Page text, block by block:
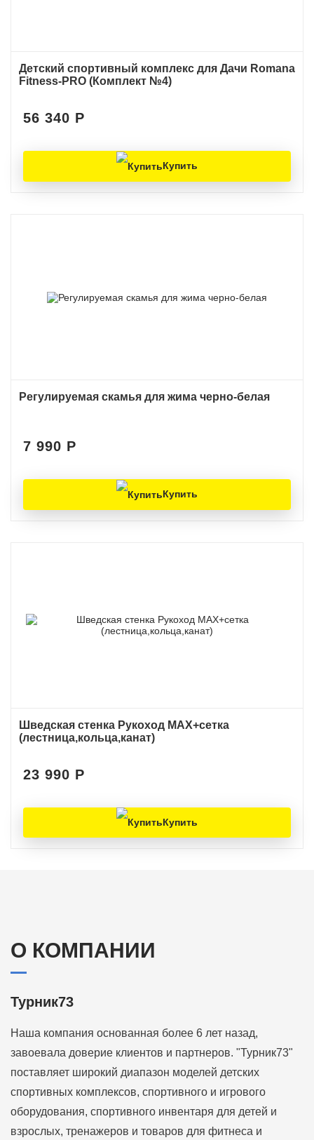
Детский спортивный комплекс для Дачи Romana
Fitness-PRO (Комплект №4)
56 340 Р
Купить
Регулируемая скамья для жима черно-белая
7 990 Р
Купить
Шведская стенка Рукоход MAX+сетка
(лестница,кольца,канат)
23 990 Р
Купить
О КОМПАНИИ
Турник73
Наша компания основанная более 6 лет назад,
завоевала доверие клиентов и партнеров. "Турник73"
поставляет широкий диапазон моделей детских
спортивных комплексов, спортивного и игрового
оборудования, спортивного инвентаря для детей и
взрослых, тренажеров и товаров для фитнеса и